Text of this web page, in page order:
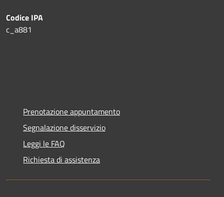
Codice IPA
c_a881
Prenotazione appuntamento
Segnalazione disservizio
Leggi le FAQ
Richiesta di assistenza